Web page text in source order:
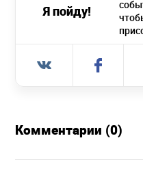
Я пойду!
Комментарии (0)